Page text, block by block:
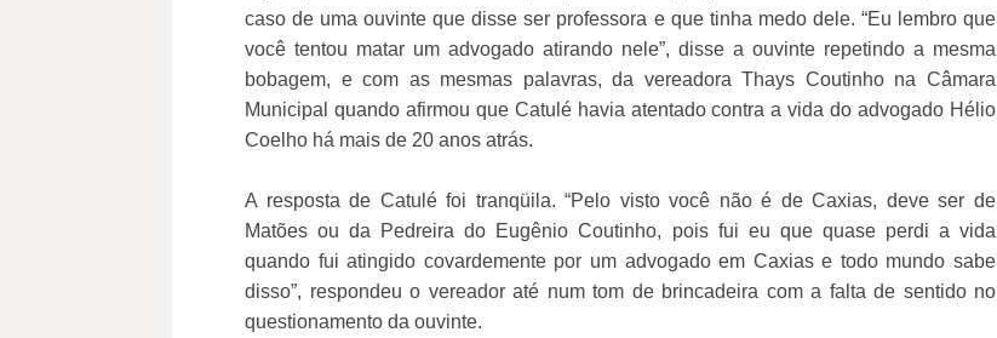
caso de uma ouvinte que disse ser professora e que tinha medo dele. “Eu lembro que
você tentou matar um advogado atirando nele”, disse a ouvinte repetindo a mesma
bobagem, e com as mesmas palavras, da vereadora Thays Coutinho na Câmara
Municipal quando afirmou que Catulé havia atentado contra a vida do advogado Hélio
Coelho há mais de 20 anos atrás.
A resposta de Catulé foi tranqüila. “Pelo visto você não é de Caxias, deve ser de
Matões ou da Pedreira do Eugênio Coutinho, pois fui eu que quase perdi a vida
quando fui atingido covardemente por um advogado em Caxias e todo mundo sabe
disso”, respondeu o vereador até num tom de brincadeira com a falta de sentido no
questionamento da ouvinte.